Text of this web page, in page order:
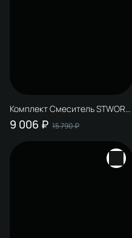
Комплект Смеситель STWORKI
Рандерс S19010CR, хром +
Донный клапан SW-001CR
глянцевый хром + Мыльница
9 006 ₽ 15 790 ₽